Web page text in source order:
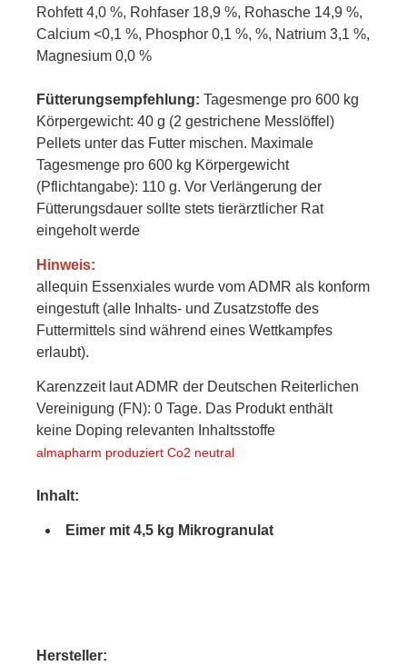
Rohfett 4,0 %, Rohfaser 18,9 %, Rohasche 14,9 %,
Calcium <0,1 %, Phosphor 0,1 %, %, Natrium 3,1 %,
Magnesium 0,0 %
Fütterungsempfehlung: Tagesmenge pro 600 kg
Körpergewicht: 40 g (2 gestrichene Messlöffel)
Pellets unter das Futter mischen. Maximale
Tagesmenge pro 600 kg Körpergewicht
(Pflichtangabe): 110 g. Vor Verlängerung der
Fütterungsdauer sollte stets tierärztlicher Rat
eingeholt werde
Hinweis:
allequin Essenxiales wurde vom ADMR als konform
eingestuft (alle Inhalts- und Zusatzstoffe des
Futtermittels sind während eines Wettkampfes
erlaubt).
Karenzzeit laut ADMR der Deutschen Reiterlichen
Vereinigung (FN): 0 Tage. Das Produkt enthält
keine Doping relevanten Inhaltsstoffe
almapharm produziert Co2 neutral
Inhalt:
Eimer mit 4,5 kg Mikrogranulat
Hersteller: